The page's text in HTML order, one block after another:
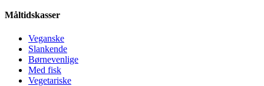
Måltidskasser
Veganske
Slankende
Børnevenlige
Med fisk
Vegetariske